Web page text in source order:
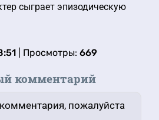
сыграет эпизодическую
| Просмотры: 669
комментарий
пожалуйста